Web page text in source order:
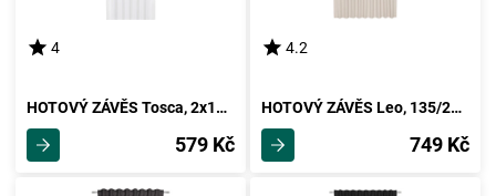
4
HOTOVÝ ZÁVĚS Tosca, 2x140/245cm, Bílá
579 Kč
4.2
HOTOVÝ ZÁVĚS Leo, 135/255cm, Písková
749 Kč